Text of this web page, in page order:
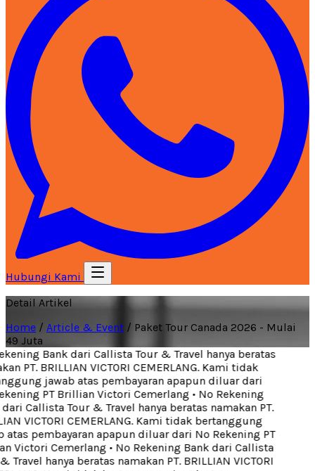
Hubungi Kami
Detail Artikel
Home / Article & Event / Paket Tour Canada 2026 - Mulai
49 Juta
Bank dari Callista Tour & Travel hanya beratas
PT. BRILLIAN VICTORI CEMERLANG. Kami tidak
jawab atas pembayaran apapun diluar dari
PT Brillian Victori Cemerlang• No Rekening
Callista Tour & Travel hanya beratas namakan PT.
VICTORI CEMERLANG. Kami tidak bertanggung
pembayaran apapun diluar dari No Rekening PT
Victori Cemerlang• No Rekening Bank dari Callista
Travel hanya beratas namakan PT. BRILLIAN VICTORI